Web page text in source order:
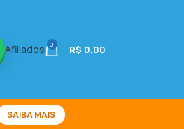
Afiliados 0 R$ 0,00
SAIBA MAIS